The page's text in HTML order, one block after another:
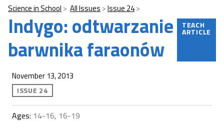
Science in School All Issues Issue 24
Indygo: odtwarzanie
barwnika faraonów
TEACH
ARTICLE
November 13, 2013
ISSUE 24
Ages: 14-16, 16-19